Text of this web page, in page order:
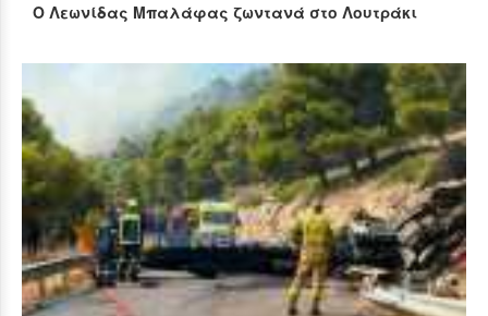
Ο Λεωνίδας Μπαλάφας ζωντανά στο Λουτράκι